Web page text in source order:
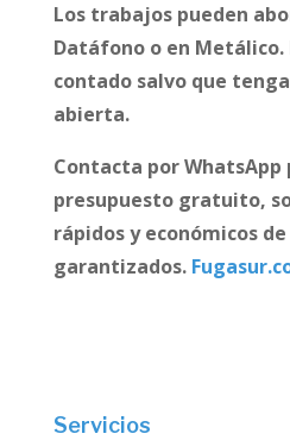
Los trabajos pueden
Datáfono o en Metálico.
contado salvo que
abierta.
Contacta por
presupuesto gratuito,
rápidos y económicos
garantizados.
Servicios